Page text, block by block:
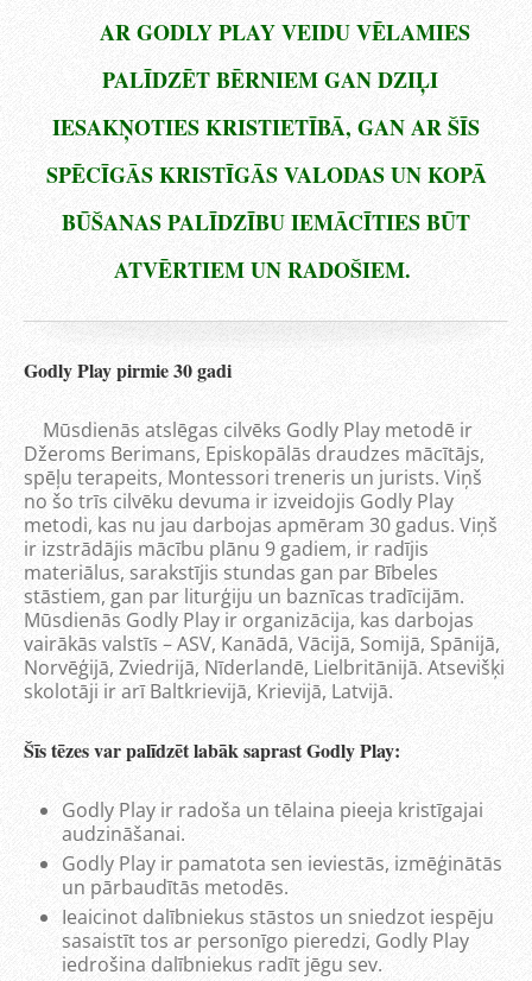
AR GODLY PLAY VEIDU VĒLAMIES
PALĪDZĒT BĒRNIEM GAN DZIĻI
IESAKŅOTIES KRISTIETĪBĀ, GAN AR ŠĪS
SPĒCĪGĀS KRISTĪGĀS VALODAS UN KOPĀ
BŪŠANAS PALĪDZĪBU IEMĀCĪTIES BŪT
ATVĒRTIEM UN RADOŠIEM.
Godly Play pirmie 30 gadi
Mūsdienās atslēgas cilvēks Godly Play metodē ir
Džeroms Berimans, Episkopālās draudzes mācītājs,
spēļu terapeits, Montessori treneris un jurists. Viņš
no šo trīs cilvēku devuma ir izveidojis Godly Play
metodi, kas nu jau darbojas apmēram 30 gadus. Viņš
ir izstrādājis mācību plānu 9 gadiem, ir radījis
materiālus, sarakstījis stundas gan par Bībeles
stāstiem, gan par liturģiju un baznīcas tradīcijām.
Mūsdienās Godly Play ir organizācija, kas darbojas
vairākās valstīs – ASV, Kanādā, Vācijā, Somijā, Spānijā,
Norvēģijā, Zviedrijā, Nīderlandē, Lielbritānijā. Atsevišķi
skolotāji ir arī Baltkrievijā, Krievijā, Latvijā.
Šīs tēzes var palīdzēt labāk saprast Godly Play:
Godly Play ir radoša un tēlaina pieeja kristīgajai
audzināšanai.
Godly Play ir pamatota sen ieviestās, izmēģinātās
un pārbaudītās metodēs.
Ieaicinot dalībniekus stāstos un sniedzot iespēju
sasaistīt tos ar personīgo pieredzi, Godly Play
iedrošina dalībniekus radīt jēgu sev.